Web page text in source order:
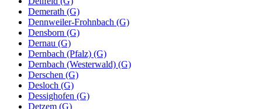
Demerath (G)
Dennweiler-Frohnbach (G)
Densborn (G)
Dernau (G)
Dernbach (Pfalz) (G)
Dernbach (Westerwald) (G)
Derschen (G)
Desloch (G)
Dessighofen (G)
Detzem (G)